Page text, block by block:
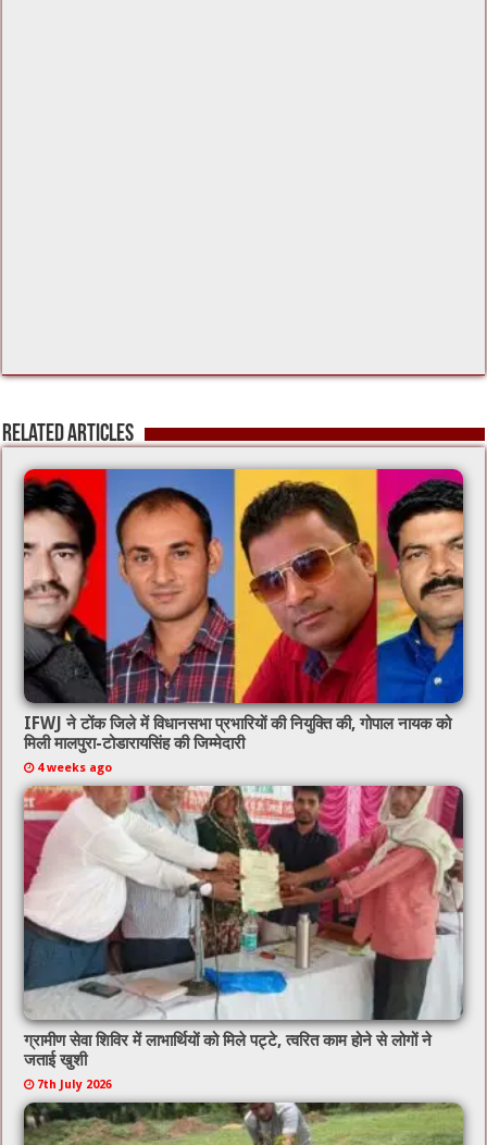
Related Articles
IFWJ ने टोंक जिले में विधानसभा प्रभारियों की नियुक्ति की, गोपाल नायक को
मिली मालपुरा-टोडारायसिंह की जिम्मेदारी
4 weeks ago
ग्रामीण सेवा शिविर में लाभार्थियों को मिले पट्टे, त्वरित काम होने से लोगों ने
जताई खुशी
7th July 2026